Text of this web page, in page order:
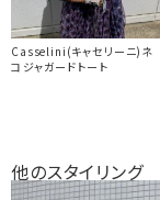
Casselini(キャセリーニ)ネ
コジャガードトート
他のスタイリング